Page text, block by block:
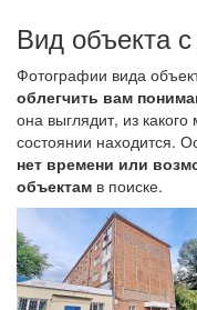
Вид объекта
Фотографии вида
облегчить вам
она выглядит, из
состоянии находится.
нет времени или
объектам в поиске.